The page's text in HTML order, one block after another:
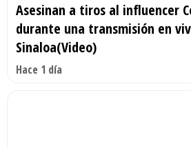
Asesinan a tiros al influencer
durante una transmisión en
Sinaloa(Video)
Hace 1 día